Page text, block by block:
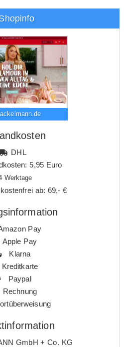
DHL
5,95 Euro
Werktage
ab: 69,- €
Pay
Apple Pay
Klarna
Kreditkarte
Paypal
Rechnung
GmbH + Co. KG